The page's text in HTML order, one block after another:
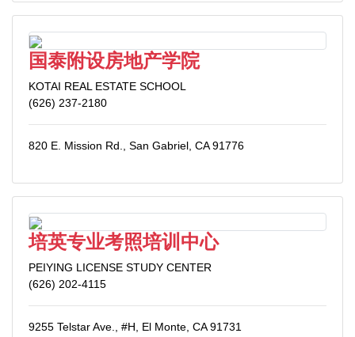
国泰附设房地产学院
KOTAI REAL ESTATE SCHOOL
(626) 237-2180
820 E. Mission Rd., San Gabriel, CA 91776
培英专业考照培训中心
PEIYING LICENSE STUDY CENTER
(626) 202-4115
9255 Telstar Ave., #H, El Monte, CA 91731